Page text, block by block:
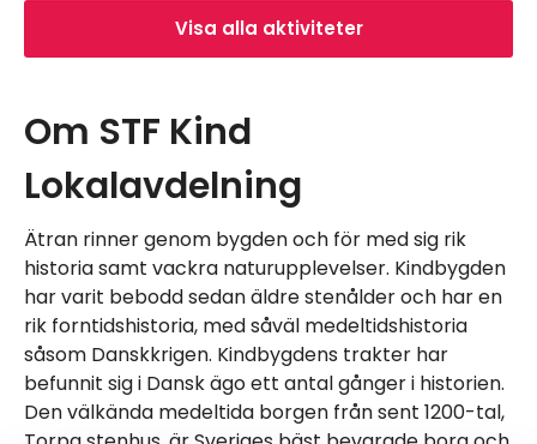
Visa alla aktiviteter
Om STF Kind
Lokalavdelning
Ätran rinner genom bygden och för med sig rik
historia samt vackra naturupplevelser. Kindbygden
har varit bebodd sedan äldre stenålder och har en
rik forntidshistoria, med såväl medeltidshistoria
såsom Danskkrigen. Kindbygdens trakter har
befunnit sig i Dansk ägo ett antal gånger i historien.
Den välkända medeltida borgen från sent 1200-tal,